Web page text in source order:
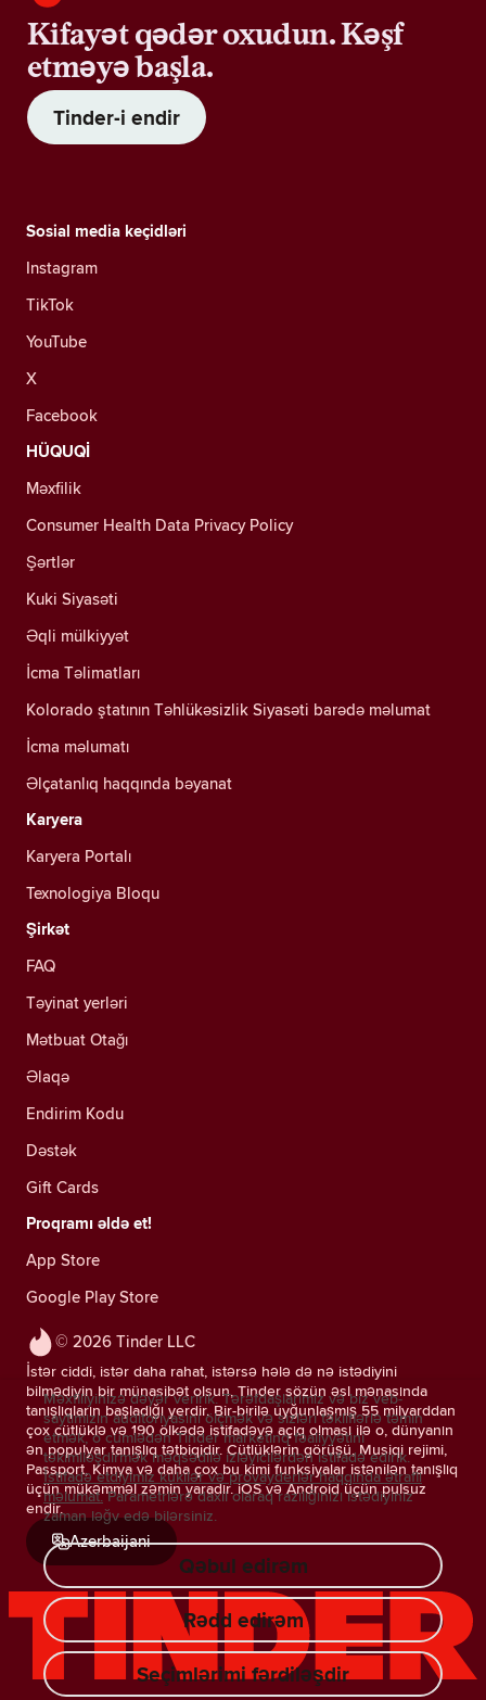
Kifayət qədər oxudun. Kəşf
etməyə başla.
Tinder-i endir
© 2026 Tinder LLC
İstər ciddi, istər daha rahat, istərsə hələ də nə istədiyini
bilmədiyin bir münasibət olsun, Tinder sözün əsl mənasında
tanışlıqların başladığı yerdir. Bir-birilə uyğunlaşmış 55 milyarddan
çox cütlüklə və 190 ölkədə istifadəyə açıq olması ilə o, dünyanın
ən populyar tanışlıq tətbiqidir. Cütlüklərin görüşü, Musiqi rejimi,
Passport, Kimya və daha çox bu kimi funksiyalar istənilən tanışlıq
üçün mükəmməl zəmin yaradır. iOS və Android üçün pulsuz
endir.
Azerbaijani
Sosial media keçidləri
Instagram
TikTok
YouTube
X
Facebook
HÜQUQİ
Məxfilik
Consumer Health Data Privacy Policy
Şərtlər
Kuki Siyasəti
Əqli mülkiyyət
İcma Təlimatları
Kolorado ştatının Təhlükəsizlik Siyasəti barədə məlumat
İcma məlumatı
Əlçatanlıq haqqında bəyanat
Karyera
Karyera Portalı
Texnologiya Bloqu
Şirkət
FAQ
Təyinat yerləri
Mətbuat Otağı
Əlaqə
Endirim Kodu
Dəstək
Gift Cards
Proqramı əldə et!
App Store
Google Play Store
Məxfiliyinizə dəyər veririk. Tərəfdaşlarımız və biz veb-
saytımızın auditoriyasını ölçmək və sizləri təkliflərlə təmin
etmək, o cümlədən Tinder marketinq fəaliyyətini
təkimlləşdirmək məqsədilə izləyicilərdən istifadə edirik.
İstifadə etdiyimiz kukilər və provayderlər haqqında ətraflı
məlumat. Parametrlərə daxil olaraq razılığınızı istədiyiniz
zaman ləğv edə bilərsiniz.
Qəbul edirəm
Rədd edirəm
Seçimlərimi fərdiləşdir